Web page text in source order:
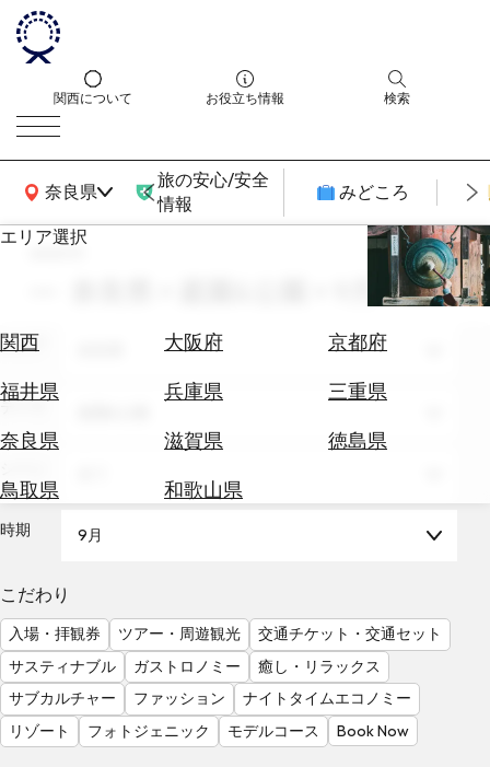
関西について お役立ち情報 検索
奈良県
関西広域MAP
旅の安心/安全
情報
みどころ
エリア選択
関西 大阪府
京都府
福井県
兵庫県
三重県
奈良県
滋賀県
徳島県
鳥取県
和歌山県
エ
券
テ
を
調
べ
る
天
気
を
見
る
search
エリア
テーマ
時期 9月
こだわり
入場・拝観券 ツアー・周遊観光
交通チケット・交通セット
サスティナブル
ガストロノミー
癒し・リラックス
サブカルチャー
ファッション
ナイトタイムエコノミー
リゾート
フォトジェニック モデルコース Book Now